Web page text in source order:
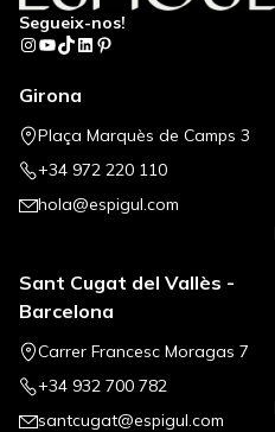
Segueix-nos!
Instagram
YouTube
TikTok
LinkedIn
Pinterest
Girona
Plaça Marquès de Camps 3
+34 972 220 110
hola@espigul.com
Sant Cugat del Vallès -
Barcelona
Carrer Francesc Moragas 7
+34 932 700 782
santcugat@espigul.com